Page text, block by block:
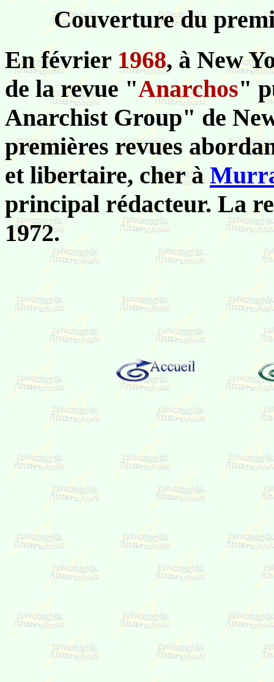
Couverture du
En février 1968, à New
de la revue "Anarchos"
Anarchist Group" de
premières revues
et libertaire, cher à
principal rédacteur. La
1972.